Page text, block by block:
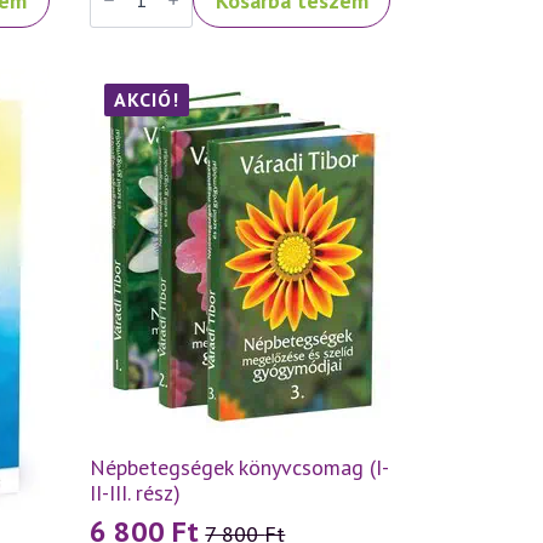
Az
helyes
önszeretet
útja
mennyiség
AKCIÓ!
Népbetegségek könyvcsomag (I-
II-III. rész)
7 800Ft
6 800 Ft